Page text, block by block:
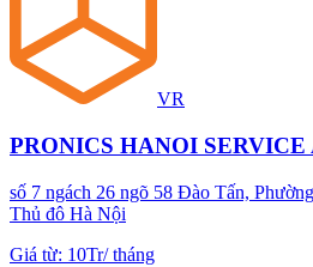
VR
PRONICS HANOI
số 7 ngách 26 ngõ 58 Đào Tấn,
Thủ đô Hà Nội
Giá từ: 10Tr/tháng